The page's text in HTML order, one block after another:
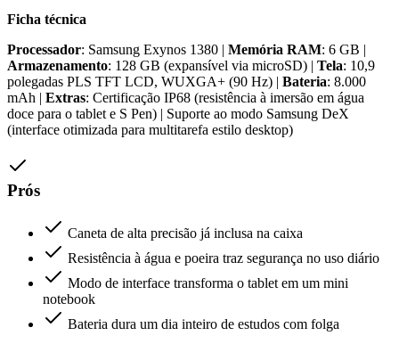
Ficha técnica
Processador: Samsung Exynos 1380 | Memória RAM: 6 GB |
Armazenamento: 128 GB (expansível via microSD) | Tela: 10,9
polegadas PLS TFT LCD, WUXGA+ (90 Hz) | Bateria: 8.000
mAh | Extras: Certificação IP68 (resistência à imersão em água
doce para o tablet e S Pen) | Suporte ao modo Samsung DeX
(interface otimizada para multitarefa estilo desktop)
Prós
Caneta de alta precisão já inclusa na caixa
Resistência à água e poeira traz segurança no uso diário
Modo de interface transforma o tablet em um mini
notebook
Bateria dura um dia inteiro de estudos com folga